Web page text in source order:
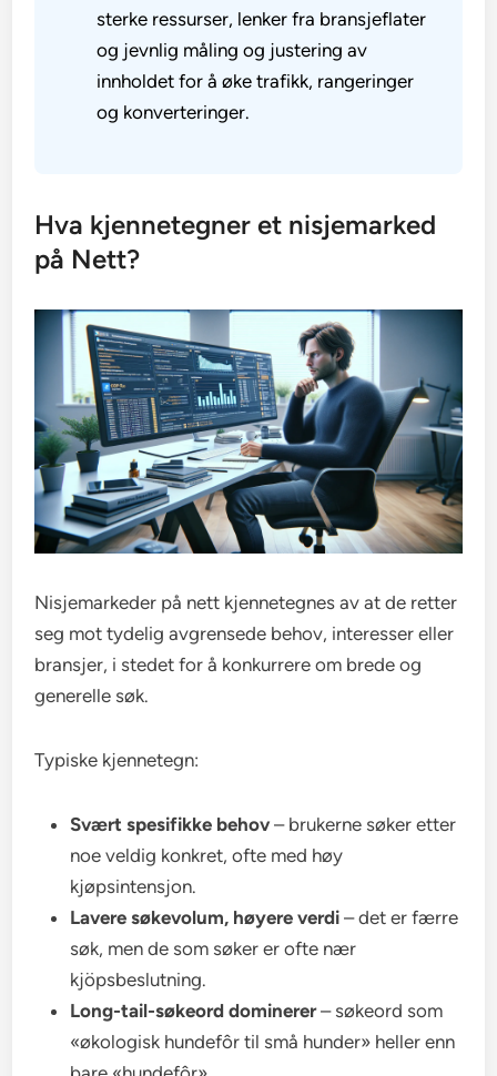
sterke ressurser, lenker fra bransjeflater
og jevnlig måling og justering av
innholdet for å øke trafikk, rangeringer
og konverteringer.
Hva kjennetegner et nisjemarked
på Nett?
Nisjemarkeder på nett kjennetegnes av at de retter
seg mot tydelig avgrensede behov, interesser eller
bransjer, i stedet for å konkurrere om brede og
generelle søk.
Typiske kjennetegn:
Svært spesifikke behov – brukerne søker etter
noe veldig konkret, ofte med høy
kjøpsintensjon.
Lavere søkevolum, høyere verdi – det er færre
søk, men de som søker er ofte nær
kjöpsbeslutning.
Long-tail-søkeord dominerer– søkeord som
«økologisk hundefôr til små hunder» heller enn